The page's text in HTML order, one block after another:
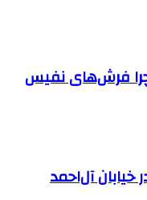
چرا فرش‌های نفیس
خیابان آل‌احمد